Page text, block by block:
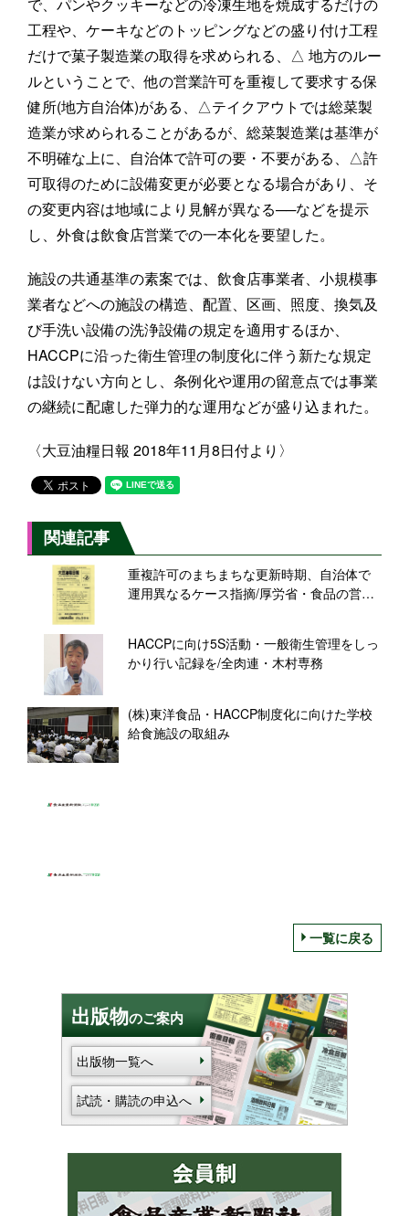
工程や、ケーキなどのトッピングなどの盛り付け工程
だけで菓子製造業の取得を求められる、△ 地方のルー
ルということで、他の営業許可を重複して要求する保
健所(地方自治体)がある、△テイクアウトでは総菜製
造業が求められることがあるが、総菜製造業は基準が
不明確な上に、自治体で許可の要・不要がある、△許
可取得のために設備変更が必要となる場合があり、そ
の変更内容は地域により見解が異なる──などを提示
し、外食は飲食店営業での一本化を要望した。
施設の共通基準の素案では、飲食店事業者、小規模事
業者などへの施設の構造、配置、区画、照度、換気及
び手洗い設備の洗浄設備の規定を適用するほか、
HACCPに沿った衛生管理の制度化に伴う新たな規定
は設けない方向とし、条例化や運用の留意点では事業
の継続に配慮した弾力的な運用などが盛り込まれた。
〈大豆油糧日報 2018年11月8日付より〉
関連記事
重複許可のまちまちな更新時期、自治体で
運用異なるケース指摘/厚労省・食品の営業
HACCPに向け5S活動・一般衛生管理をしっ
かり行い記録を/全肉連・木村専務
(株)東洋食品・HACCP制度化に向けた学校
給食施設の取組み
一覧に戻る
出版物のご案内
出版物一覧へ
試読・購読の申込へ